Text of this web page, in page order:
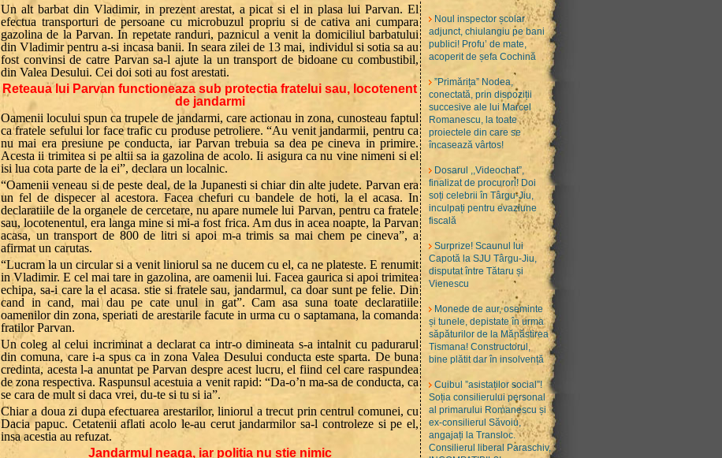
Noul inspector școlar
adjunct, chiulangiu pe bani
publici! Profu’ de mate,
acoperit de șefa Cochină
”Primărița” Nodea,
conectată, prin dispoziții
succesive ale lui Marcel
Romanescu, la toate
proiectele din care se
încasează vârtos!
Dosarul ,,Videochat”,
finalizat de procurori! Doi
soți celebrii în Târgu-Jiu,
inculpați pentru evaziune
fiscală
Surprize! Scaunul lui
Capotă la SJU Târgu-Jiu,
disputat între Tătaru și
Vienescu
Monede de aur, oseminte
și tunele, depistate în urma
săpăturilor de la Mănăstirea
Tismana! Constructorul,
bine plătit dar în insolvență
Cuibul ”asistaților social”!
Soția consilierului personal
al primarului Romanescu și
ex-consilierul Săvoiu,
angajați la Transloc.
Consilierul liberal Paraschiv,
Un alt barbat din Vladimir, in prezent arestat, a picat si el in plasa lui Parvan. El
efectua transporturi de persoane cu microbuzul propriu si de cativa ani cumpara
gazolina de la Parvan. In repetate randuri, paznicul a venit la domiciliul barbatului
din Vladimir pentru a-si incasa banii. In seara zilei de 13 mai, individul si sotia sa au
fost convinsi de catre Parvan sa-l ajute la un transport de bidoane cu combustibil,
din Valea Desului. Cei doi soti au fost arestati.
Reteaua lui Parvan functioneaza sub protectia fratelui sau, locotenent
de jandarmi
Oamenii locului spun ca trupele de jandarmi, care actionau in zona, cunosteau faptul
ca fratele sefului lor face trafic cu produse petroliere. “Au venit jandarmii, pentru ca
nu mai era presiune pe conducta, iar Parvan trebuia sa dea pe cineva in primire.
Acesta ii trimitea si pe altii sa ia gazolina de acolo. Ii asigura ca nu vine nimeni si el
isi lua cota parte de la ei”, declara un localnic.
“Oamenii veneau si de peste deal, de la Jupanesti si chiar din alte judete. Parvan era
un fel de dispecer al acestora. Facea chefuri cu bandele de hoti, la el acasa. In
declaratiile de la organele de cercetare, nu apare numele lui Parvan, pentru ca fratele
sau, locotenentul, era langa mine si mi-a fost frica. Am dus in acea noapte, la Parvan
acasa, un transport de 800 de litri si apoi m-a trimis sa mai chem pe cineva”, a
afirmat un carutas.
“Lucram la un circular si a venit liniorul sa ne ducem cu el, ca ne plateste. E renumit
in Vladimir. E cel mai tare in gazolina, are oamenii lui. Facea gaurica si apoi trimitea
echipa, sa-i care la el acasa. stie si fratele sau, jandarmul, ca doar sunt pe felie. Din
cand in cand, mai dau pe cate unul in gat”. Cam asa suna toate declaratiile
oamenilor din zona, speriati de arestarile facute in urma cu o saptamana, la comanda
fratilor Parvan.
Un coleg al celui incriminat a declarat ca intr-o dimineata s-a intalnit cu padurarul
din comuna, care i-a spus ca in zona Valea Desului conducta este sparta. De buna
credinta, acesta l-a anuntat pe Parvan despre acest lucru, el fiind cel care raspundea
de zona respectiva. Raspunsul acestuia a venit rapid: “Da-o’n ma-sa de conducta, ca
se cara de mult si daca vrei, du-te si tu si ia”.
Chiar a doua zi dupa efectuarea arestarilor, liniorul a trecut prin centrul comunei, cu
Dacia papuc. Cetatenii aflati acolo le-au cerut jandarmilor sa-l controleze si pe el,
insa acestia au refuzat.
Jandarmul neaga, iar politia nu stie nimic